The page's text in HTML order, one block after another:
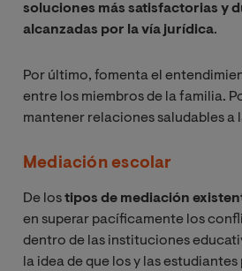
soluciones más satisfactorias y
alcanzadas por la vía jurídica.
Por último, fomenta el
entre los miembros de la familia.
mantener relaciones saludables a
Mediación escolar
De lostipos de mediación
en superar pacíficamente los
dentro de las instituciones
la idea de que los y las